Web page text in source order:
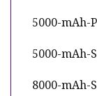
5000-mAh-
5000-mAh-
8000-mAh-